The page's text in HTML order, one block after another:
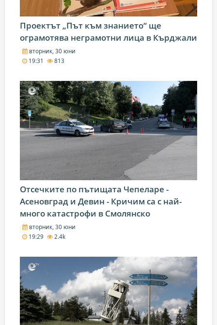
Проектът „Път към знанието“ ще
ограмотява неграмотни лица в Кърджали
вторник, 30 юни
19:31
813
Отсечките по пътищата Чепеларе -
Асеновград и Девин - Кричим са с най-
много катастрофи в Смолянско
вторник, 30 юни
19:29
2.4k